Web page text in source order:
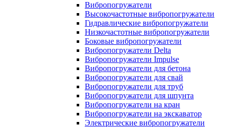
Вибропогружатели
Высокочастотные вибропогружатели
Гидравлические вибропогружатели
Низкочастотные вибропогружатели
Боковые вибропогружатели
Вибропогружатели Delta
Вибропогружатели Impulse
Вибропогружатели для бетона
Вибропогружатели для свай
Вибропогружатели для труб
Вибропогружатели для шпунта
Вибропогружатели на кран
Вибропогружатели на экскаватор
Электрические вибропогружатели